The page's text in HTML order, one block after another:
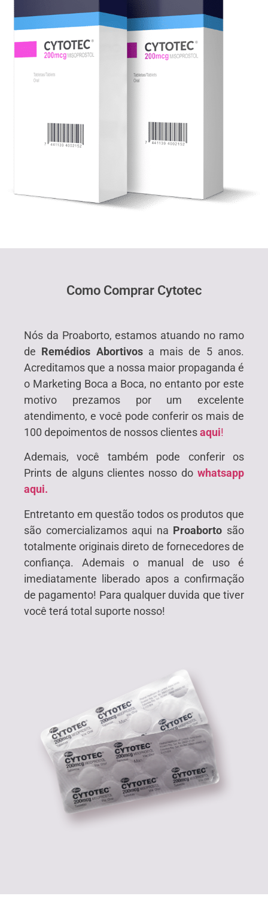
Como Comprar Cytotec
Nós da Proaborto, estamos atuando no ramo
de Remédios Abortivosa mais de 5 anos.
Acreditamos que a nossa maior propaganda é
o Marketing Boca a Boca, no entanto por este
motivo prezamos por um excelente
atendimento, e você pode conferir os mais de
100 depoimentos de nossos clientesaqui!
Ademais, você também pode conferir os
Prints de alguns clientes nosso do whatsapp
aqui.
Entretanto em questão todos os produtos que
são comercializamos aqui na Proaborto são
totalmente originais direto de fornecedores de
confiança. Ademais o manual de uso é
imediatamente liberado apos a confirmação
de pagamento! Para qualquer duvida que tiver
você terá total suporte nosso!